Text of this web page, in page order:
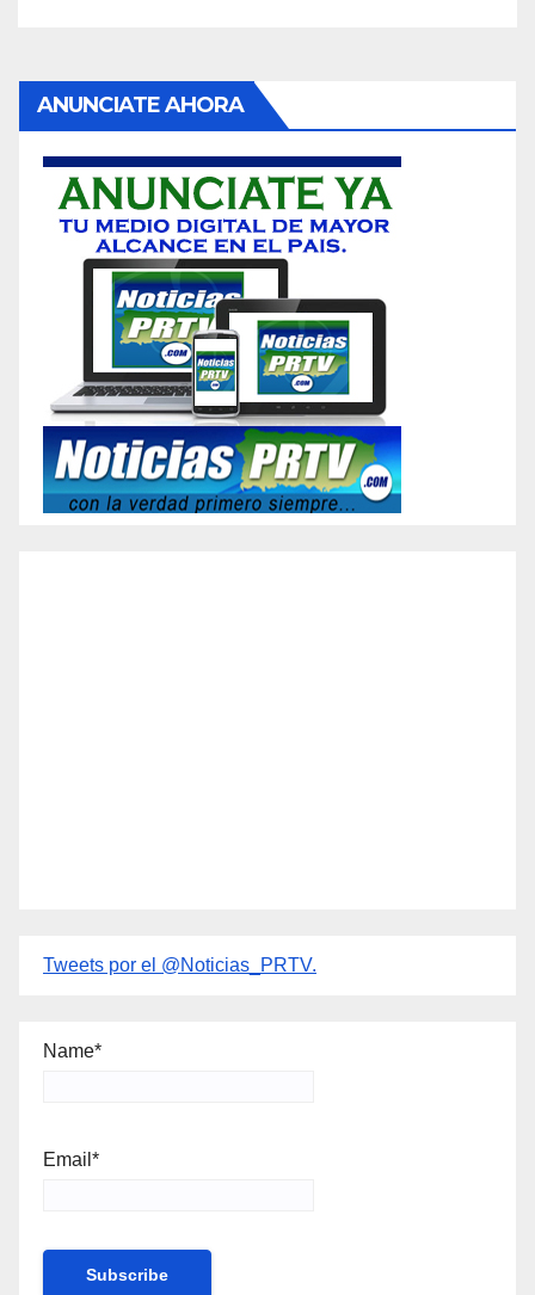
ANUNCIATE AHORA
Tweets por el @Noticias_PRTV.
Name*
Email*